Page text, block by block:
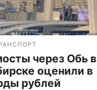
через Обь в
оценили в
рублей